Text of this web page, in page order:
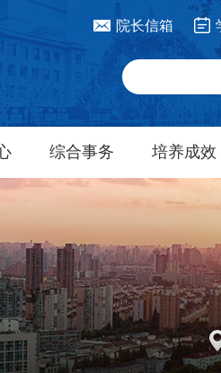
院长信箱
综合事务 培养成效